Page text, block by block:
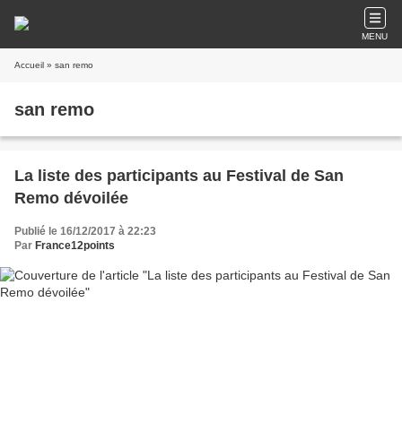
MENU
Accueil » san remo
san remo
La liste des participants au Festival de San
Remo dévoilée
Publié le 16/12/2017 à 22:23
Par France12points